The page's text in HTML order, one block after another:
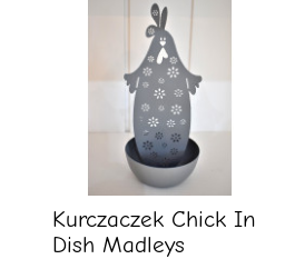
Kurczaczek Chick In
Dish Madleys